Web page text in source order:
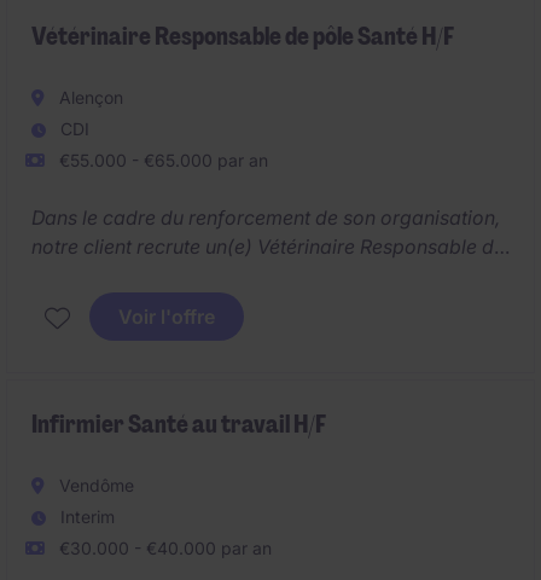
Vétérinaire Responsable de pôle Santé H/F
Alençon
CDI
€55.000 - €65.000 par an
Dans le cadre du renforcement de son organisation,
notre client recrute un(e) Vétérinaire Responsable de
management et de pilotage scientifique, tout en
conservant un fort lien avec le terrain et les acteurs
Voir l'offre
Infirmier Santé au travail H/F
Vendôme
Interim
€30.000 - €40.000 par an